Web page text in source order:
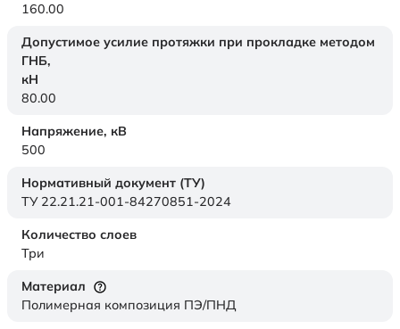
160.00
Допустимое усилие протяжки при прокладке методом
ГНБ,
кН
80.00
Напряжение, кВ
500
Нормативный документ (ТУ)
ТУ 22.21.21-001-84270851-2024
Количество слоев
Три
Материал
Полимерная композиция ПЭ/ПНД